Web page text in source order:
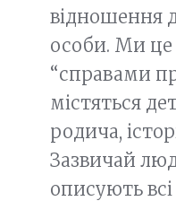
відношення
особи. Ми це
“справами
містяться
родича,
Зазвичай
описують